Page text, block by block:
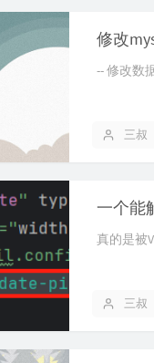
修改
-- 修改数
三叔
一个能
真的是被
三叔